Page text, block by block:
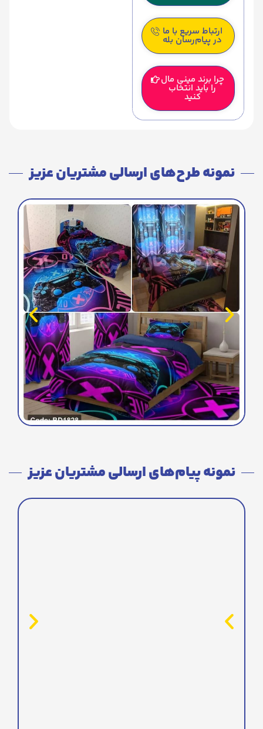
ارتباط سریع با ما
در پیام‌رسان بله
چرا برند مینی مال
را باید انتخاب
کنید
نمونه طرح‌های ارسالی مشتریان عزیز
نمونه پیام‌های ارسالی مشتریان عزیز